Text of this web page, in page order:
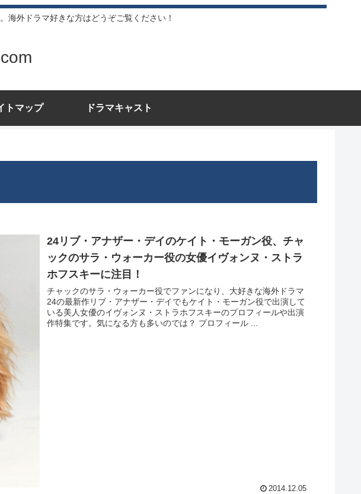
海外ドラマ好きな方はどうぞご覧ください！
トマップ ドラマキャスト
24リブ・アナザー・デイのケイト・モーガン役、チャ
ックのサラ・ウォーカー役の女優イヴォンヌ・ストラ
ホフスキーに注目！
チャックのサラ・ウォーカー役でファンになり、大好きな海外ドラマ
24の最新作リブ・アナザー・デイでもケイト・モーガン役で出演して
いる美人女優のイヴォンヌ・ストラホフスキーのプロフィールや出演
作特集です。気になる方も多いのでは？ プロフィール ...
2014.12.05